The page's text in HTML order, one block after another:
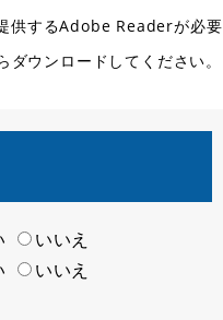
供するAdobe Readerが必要
ウンロードしてください。
いいえ
いいえ